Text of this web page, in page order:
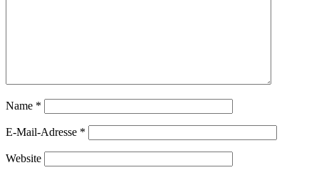
Name *
E-Mail-Adresse *
Website